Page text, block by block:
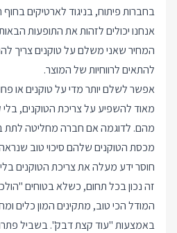
בחברות פיתוח, בניגוד לארטיקים בחוף
אנחנו יכולים לזהות את התופעות
המחיר שאני משלם על טוקנים צריך
להתאים לרווחיות של המוצר.
אפשר לשלם יותר מדי על טוקנים או
מאוד להשפיע על צריכת הטוקנים,
מהם. לדוגמה אם חברה מחליטה לתת
מכסת הטוקנים שלהם סיכוי טוב שנראה
חוסר ידע מעלה את צריכת הטוקנים
זה נכון בכל תחום, כשלא בטוחים
המודל הכי טוב, מתקינים המון כלים
באמצעות "עוד קצת דבק". בשביל